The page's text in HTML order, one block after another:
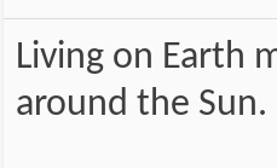
Living on Earth
around the Sun.